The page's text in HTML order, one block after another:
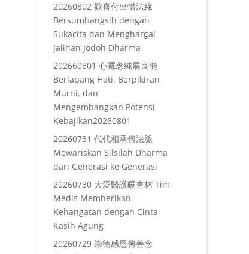
20260802 歡喜付出惜法緣
Bersumbangsih dengan
Sukacita dan Menghargai
Jalinan Jodoh Dharma
202660801 心寬念純展良能
Berlapang Hati, Berpikiran
Murni, dan
Mengembangkan Potensi
Kebajikan20260801
20260731 代代相承傳法脈
Mewariskan Silsilah Dharma
dari Generasi ke Generasi
20260730 大愛醫護暖杏林 Tim
Medis Memberikan
Kehangatan dengan Cinta
Kasih Agung
20260729 崇德感恩傳善念